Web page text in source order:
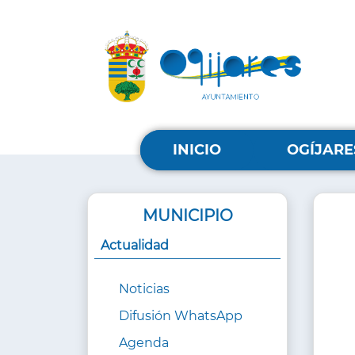
INICIO
MUNICIPIO
Actualidad
Noticias
Difusión WhatsApp
Agenda